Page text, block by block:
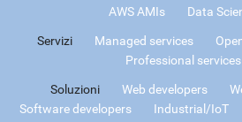
AWS AMIs
Data
Servizi Managed services
Professional services
Soluzioni Web developers
Software developers
Industrial/IoT